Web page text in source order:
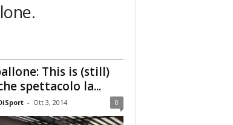
This is (still)
spettacolo la...
- Ott 3, 2014 0